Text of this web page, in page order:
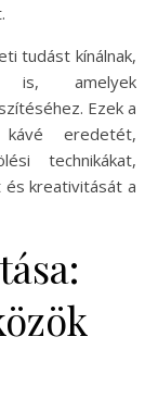
tudást kínálnak,
is, amelyek
Ezek a
eredetét,
technikákat,
kreativitását a